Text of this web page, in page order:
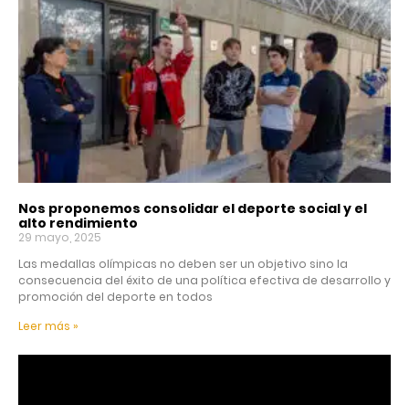
Nos proponemos consolidar el deporte social y el
alto rendimiento
29 mayo, 2025
Las medallas olímpicas no deben ser un objetivo sino la
consecuencia del éxito de una política efectiva de desarrollo y
promoción del deporte en todos
Leer más »